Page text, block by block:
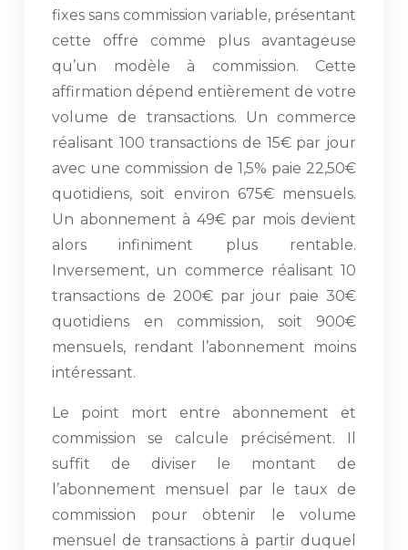
fixes sans commission variable, présentant
cette offre comme plus avantageuse
qu’un modèle à commission. Cette
affirmation dépend entièrement de votre
volume de transactions. Un commerce
réalisant 100 transactions de 15€ par jour
avec une commission de 1,5% paie 22,50€
quotidiens, soit environ 675€ mensuels.
Un abonnement à 49€ par mois devient
alors infiniment plus rentable.
Inversement, un commerce réalisant 10
transactions de 200€ par jour paie 30€
quotidiens en commission, soit 900€
mensuels, rendant l’abonnement moins
intéressant.
Le point mort entre abonnement et
commission se calcule précisément. Il
suffit de diviser le montant de
l’abonnement mensuel par le taux de
commission pour obtenir le volume
mensuel de transactions à partir duquel